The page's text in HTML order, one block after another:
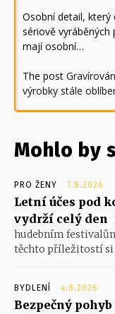
Osobní detail, který
sériově
mají osobní…
The post
výrobky stále
Mohlo by
PRO ŽENY 7.8.2026
Letní účes pod
vydrží celý den
hudebním
těchto příležitostí si
BYDLENÍ 4.8.2026
Bezpečný